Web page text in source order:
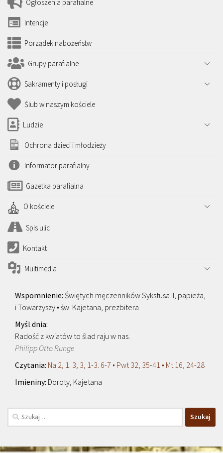
Ogłoszenia parafialne
Intencje
Porządek nabożeństw
Grupy parafialne
Sakramenty i posługi
Ślub w naszym kościele
Ludzie
Ochrona dzieci i młodzieży
Informator parafialny
Gazetka parafialna
O kościele
Spis ulic
Kontakt
Multimedia
Świętych męczenników Sykstusa II, papieża,
i Towarzyszy • św. Kajetana, prezbitera
Radość z kwiatów to ślad raju w nas.
Philipp Otto Runge
Na 2, 1. 3; 3, 1-3. 6-7 • Pwt 32, 35-41 • Mt 16, 24-28
Doroty, Kajetana
Szukaj: